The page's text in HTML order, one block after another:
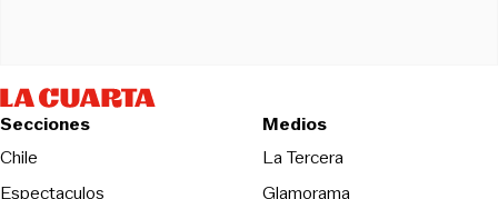
Secciones
Chile
Espectaculos
Medios
La TerceraOpens in new
Glamorama